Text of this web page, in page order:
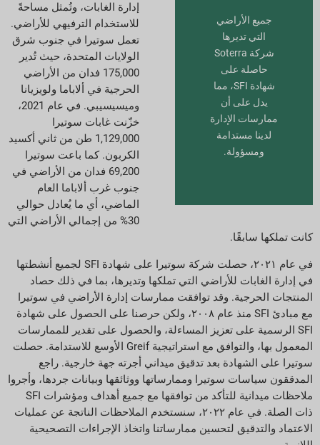
جميع الأراضي
التي تديرها
شركة Soterra
حاصلة على
شهادة SFI، مما
يدل على أن
ممارسات الإدارة
لدينا مستدامة
ومسؤولة.
إدارة الغابات، وتُمثل مساحةً
للاستخدام الترفيهي للأراضي.
تعمل سوتيرا في جنوب شرق
الولايات المتحدة، حيث تُدير
175,000 فدان من الأراضي
الحرجية في ألاباما ولويزيانا
وميسيسيبي. في عام 2021،
خزّنت غابات سوتيرا
1,129,000 طن من ثاني أكسيد
الكربون. كما باعت سوتيرا
69,200 فدان من الأراضي في
جنوب غرب ألاباما العام
الماضي، أي ما يُعادل حوالي
30% من إجمالي الأراضي التي
كانت تملكها سابقًا.
في عام ٢٠٢١، حصلت شركة سوتيرا على شهادة SFI لجميع أنشطتها
في إدارة الغابات للأراضي التي تملكها وتديرها، بما في ذلك حصاد
المنتجات الحرجية. وقد توافقت ممارسات إدارة الأراضي في سوتيرا
مع مبادئ SFI منذ عام ٢٠٠٨، ولكن حرصنا على الحصول على شهادة
SFI الرسمية على تعزيز المساءلة، والحصول على تقدير للممارسات
المعمول بها، والتوافق مع استراتيجية Greif الأوسع للاستدامة. حصلت
سوتيرا على الشهادة بعد تدقيق ميداني أجرته جهة خارجية. راجع
المدققون سياسات سوتيرا وممارساتها ووثائقها وبيانات جردها، وأجروا
ملاحظات ميدانية للتأكد من توافقها مع جميع أهداف ومؤشرات SFI
ذات الصلة. في عام ٢٠٢٢، سنستخدم الملاحظات الناتجة عن عمليات
الاعتماد والتدقيق لتحسين ممارساتنا واتخاذ الإجراءات التصحيحية